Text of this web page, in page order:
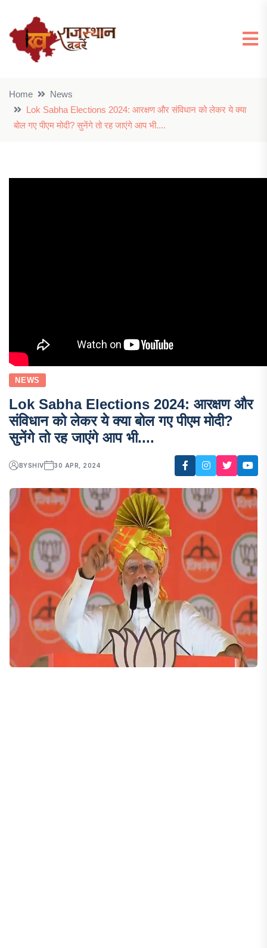
Home
News
Lok Sabha Elections 2024: आरक्षण और संविधान को लेकर ये क्या
बोल गए पीएम मोदी? सुनेंगे तो रह जाएंगे आप भी....
NEWS
Lok Sabha Elections 2024: आरक्षण और
संविधान को लेकर ये क्या बोल गए पीएम मोदी?
सुनेंगे तो रह जाएंगे आप भी....
BYSHIV 30 APR, 2024